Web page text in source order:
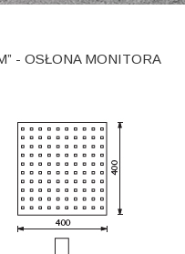
- OSŁONA MONITORA